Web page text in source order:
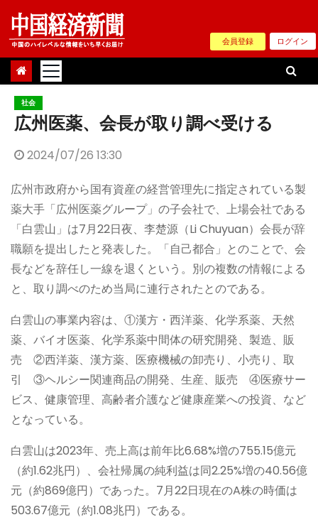
Skip
content
会員登録 ログイン
社会
広州医薬、会長が取り調べ受ける
2024/07/26 13:30
広州市政府から国有資産の経営管理先に指定されている製
薬大手「広州医薬グループ」の子会社で、上場会社である
「白雲山」は7月22日夜、李楚源（Li Chuyuan）会長が辞
職願を提出したと発表した。「自己都合」とのことで、会
長などを辞任し一線を退くという。別の複数の情報による
と、取り調べのため当局に連行されたとのである。
白雲山の事業内容は、①漢方・西洋薬、化学系薬、天然
薬、バイオ医薬、化学系薬中間体の研究開発、製造、販
売 ②西洋薬、漢方薬、医療機械の卸売り、小売り、取
引 ③ヘルシー関連商品の開発、生産、販売 ④医療サー
ビス、健康管理、高齢者介護など健康産業への投資、など
となっている。
白雲山は2023年、売上高は前年比6.68%増の755.15億元
（約1.62兆円）、会社帰属の純利益は同2.25%増の40.56億
元（約869億円）であった。7月22日現在のA株の時価は
503.67億元（約1.08兆円）である。